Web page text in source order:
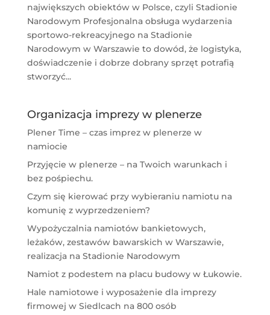
największych obiektów w Polsce, czyli Stadionie
Narodowym Profesjonalna obsługa wydarzenia
sportowo-rekreacyjnego na Stadionie
Narodowym w Warszawie to dowód, że logistyka,
doświadczenie i dobrze dobrany sprzęt potrafią
stworzyć...
Organizacja imprezy w plenerze
Plener Time – czas imprez w plenerze w
namiocie
Przyjęcie w plenerze – na Twoich warunkach i
bez pośpiechu.
Czym się kierować przy wybieraniu namiotu na
komunię z wyprzedzeniem?
Wypożyczalnia namiotów bankietowych,
leżaków, zestawów bawarskich w Warszawie,
realizacja na Stadionie Narodowym
Namiot z podestem na placu budowy w Łukowie.
Hale namiotowe i wyposażenie dla imprezy
firmowej w Siedlcach na 800 osób